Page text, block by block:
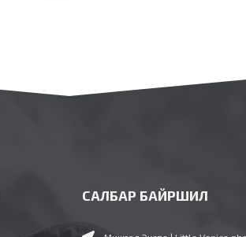
САЛБАР БАЙРШИЛ